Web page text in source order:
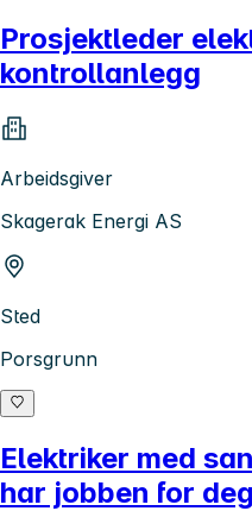
Prosjektleder
kontrollanlegg
Arbeidsgiver
Skagerak Energi AS
Sted
Porsgrunn
Elektriker med
har jobben for